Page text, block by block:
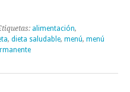
alimentación,
, dieta saludable, menú, menú